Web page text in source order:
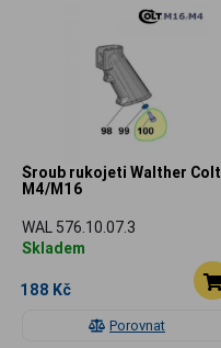
Porovnat
Šroub rukojeti Walther Colt
M4/M16
WAL 576.10.07.3
Skladem
188 Kč